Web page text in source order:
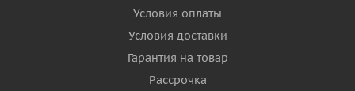
Условия оплаты
Условия доставки
Гарантия на товар
Рассрочка